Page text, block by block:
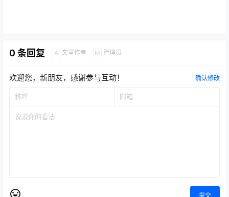
0 条回复 A 文章作者 M 管理员
欢迎您，新朋友，感谢参与互动！ 确认修改
提交